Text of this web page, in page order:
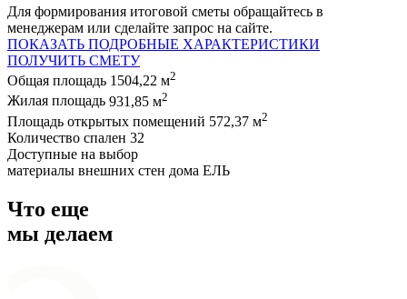
Для формирования итоговой сметы обращайтесь в
менеджерам или сделайте запрос на сайте.
ПОКАЗАТЬ ПОДРОБНЫЕ ХАРАКТЕРИСТИКИ
ПОЛУЧИТЬ СМЕТУ
Общая площадь 1504,22 м2
Жилая площадь 931,85 м2
Площадь открытых помещений 572,37 м2
Количество спален 32
Доступные на выбор
материалы внешних стен дома ЕЛЬ
Что еще
мы делаем